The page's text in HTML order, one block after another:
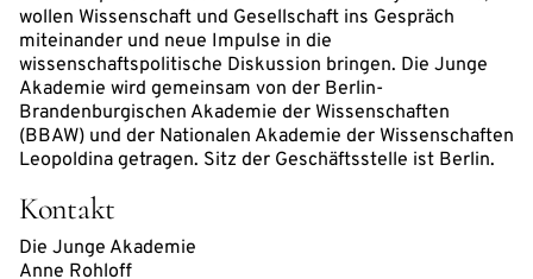
wollen Wissenschaft und Gesellschaft ins Gespräch
miteinander und neue Impulse in die
wissenschaftspolitische Diskussion bringen. Die Junge
Akademie wird gemeinsam von der Berlin-
Brandenburgischen Akademie der Wissenschaften
(BBAW) und der Nationalen Akademie der Wissenschaften
Leopoldina getragen. Sitz der Geschäftsstelle ist Berlin.
Kontakt
Die Junge Akademie
Anne Rohloff